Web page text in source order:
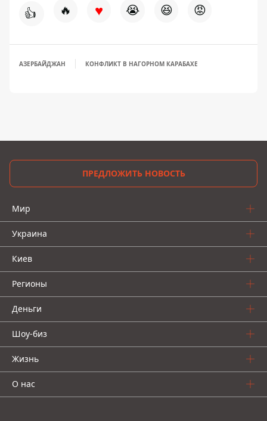
👍 🔥 ♥ 😭 😆 😡
АЗЕРБАЙДЖАН КОНФЛИКТ В НАГОРНОМ КАРАБАХЕ
ПРЕДЛОЖИТЬ НОВОСТЬ
Мир
Украина
Киев
Регионы
Деньги
Шоу-биз
Жизнь
О нас